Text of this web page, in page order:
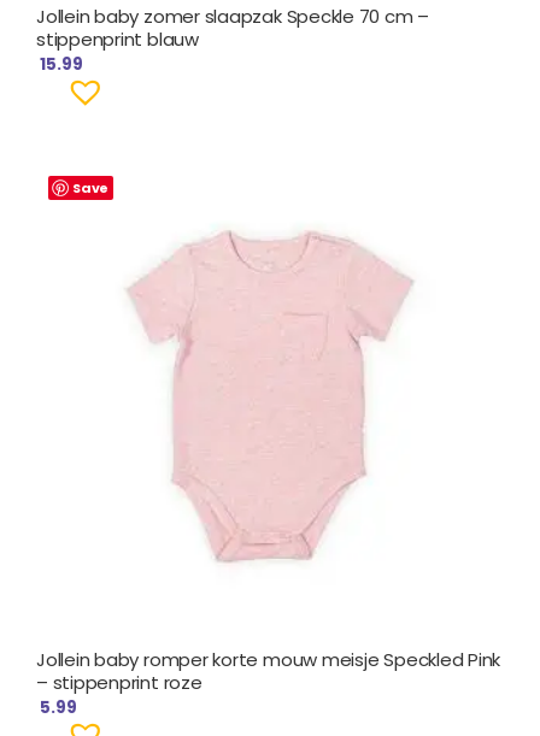
Jollein baby zomer slaapzak Speckle 70 cm –
stippenprint blauw
15.99
Save
Jollein baby romper korte mouw meisje Speckled Pink
– stippenprint roze
5.99